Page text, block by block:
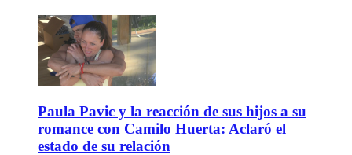
Paula Pavic y la reacción de sus hijos a su
romance con Camilo Huerta: Aclaró el
estado de su relación